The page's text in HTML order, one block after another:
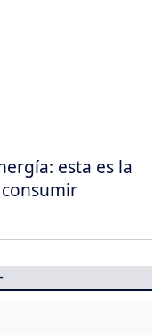
esta es la